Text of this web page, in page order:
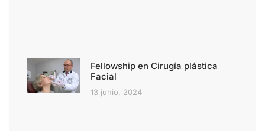
Fellowship en Cirugía plástica
Facial
13 junio, 2024